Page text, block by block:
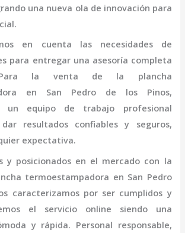
una nueva ola de innovación para
en cuenta las necesidades de
para entregar una asesoría completa
la venta de la plancha
en San Pedro de los Pinos,
un equipo de trabajo profesional
resultados confiables y seguros,
expectativa.
y posicionados en el mercado con la
termoestampadora en San Pedro
caracterizamos por ser cumplidos y
el servicio online siendo una
y rápida. Personal responsable,